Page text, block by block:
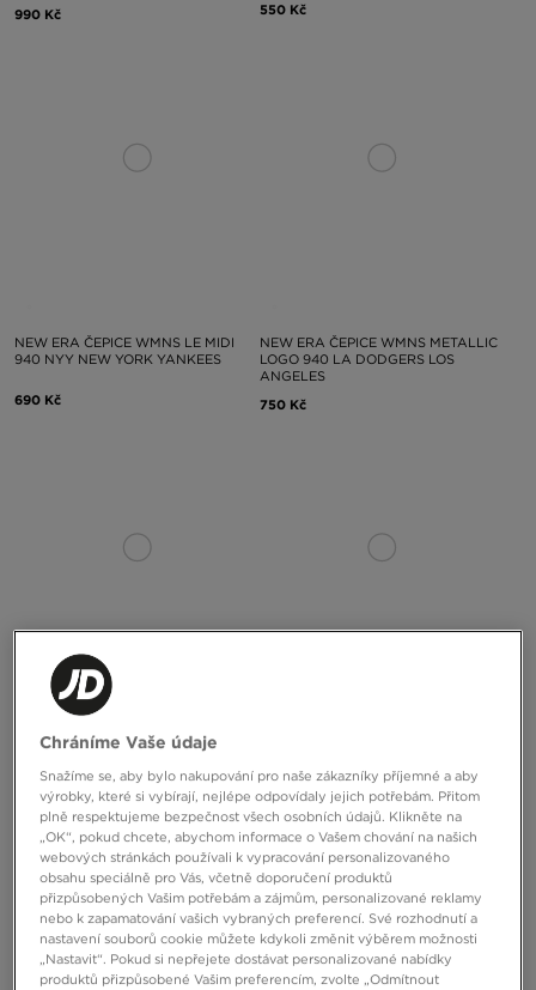
990 Kč
550 Kč
NEW ERA ČEPICE WMNS LE MIDI
940 NYY NEW YORK YANKEES
690 Kč
NEW ERA ČEPICE WMNS METALLIC
LOGO 940 LA DODGERS LOS
ANGELES
750 Kč
NEW ERA ČEPICE DISTRESSED
PATCH EFRAME NONE
990 Kč 790 Kč
Chráníme Vaše údaje
Snažíme se, aby bylo nakupování pro naše zákazníky příjemné a aby
výrobky, které si vybírají, nejlépe odpovídaly jejich potřebám. Přitom
plně respektujeme bezpečnost všech osobních údajů. Klikněte na
„OK“, pokud chcete, abychom informace o Vašem chování na našich
webových stránkách používali k vypracování personalizovaného
obsahu speciálně pro Vás, včetně doporučení produktů
přizpůsobených Vašim potřebám a zájmům, personalizované reklamy
nebo k zapamatování vašich vybraných preferencí. Své rozhodnutí a
nastavení souborů cookie můžete kdykoli změnit výběrem možnosti
„Nastavit“. Pokud si nepřejete dostávat personalizované nabídky
produktů přizpůsobené Vašim preferencím, zvolte „Odmítnout